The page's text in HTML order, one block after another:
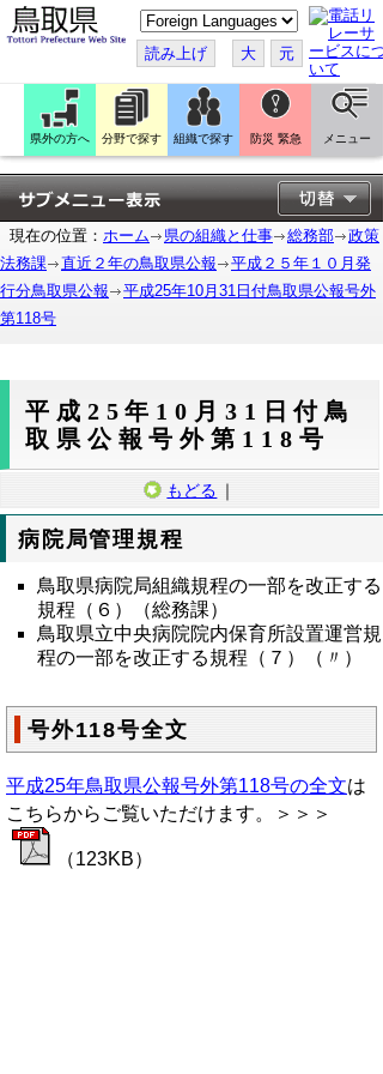
こ
の
ペ
ー
ジ
翻
訳
す
る
読み上げ 大 元
県外の方へ 分野で探す 組織で探す 防災 緊急 メニュー
現在の位置： ホーム 県の組織と仕事 総務部
政策
法務課
直近２年の鳥取県公報
平成２５年１０月発
行分鳥取県公報
平成25年10月31日付鳥取県公報号外
第118号
平成25年10月31日付鳥
取県公報号外第118号
もどる ｜
病院局管理規程
鳥取県病院局組織規程の一部を改正する
規程（６）（総務課）
鳥取県立中央病院院内保育所設置運営規
程の一部を改正する規程（７）（〃）
号外118号全文
平成25年鳥取県公報号外第118号の全文は
こちらからご覧いただけます。＞＞＞
（123KB）